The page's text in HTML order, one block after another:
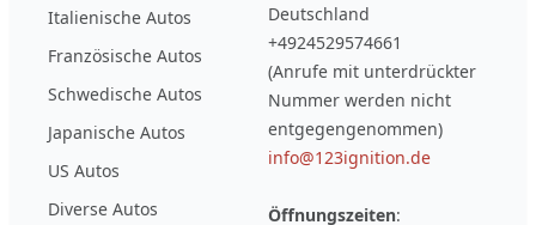
Italienische Autos
Französische Autos
Schwedische Autos
Japanische Autos
US Autos
Diverse Autos
Deutschland
+4924529574661
(Anrufe mit unterdrückter
Nummer werden nicht
entgegengenommen)
info@123ignition.de
Öffnungszeiten: